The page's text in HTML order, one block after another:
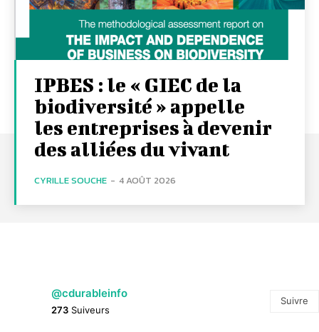
IPBES : le « GIEC de la
biodiversité » appelle
les entreprises à devenir
des alliées du vivant
CYRILLE SOUCHE - 4 AOÛT 2026
@cdurableinfo
273 Suiveurs
Suivre